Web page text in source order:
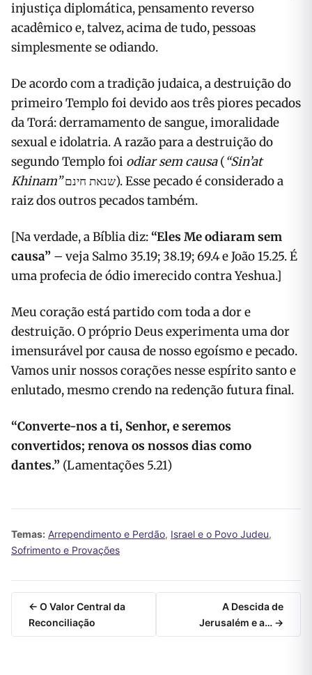
injustiça diplomática, pensamento reverso
acadêmico e, talvez, acima de tudo, pessoas
simplesmente se odiando.
De acordo com a tradição judaica, a destruição do
primeiro Templo foi devido aos três piores pecados
da Torá: derramamento de sangue, imoralidade
sexual e idolatria. A razão para a destruição do
segundo Templo foi odiar sem causa(“Sin’at
Khinam”שנאת חינם). Esse pecado é considerado a
raiz dos outros pecados também.
[Na verdade, a Bíblia diz:“Eles Me odiaram sem
causa” – veja Salmo 35.19; 38.19; 69.4 e João 15.25. É
uma profecia de ódio imerecido contra Yeshua.]
Meu coração está partido com toda a dor e
destruição. O próprio Deus experimenta uma dor
imensurável por causa de nosso egoísmo e pecado.
Vamos unir nossos corações nesse espírito santo e
enlutado, mesmo crendo na redenção futura final.
“Converte-nos a ti, Senhor, e seremos
convertidos; renova os nossos dias como
dantes.” (Lamentações 5.21)
Temas: Arrependimento e Perdão, Israel e o Povo Judeu,
Sofrimento e Provações
← O Valor Central da
Reconciliação
A Descida de
Jerusalém e a… →